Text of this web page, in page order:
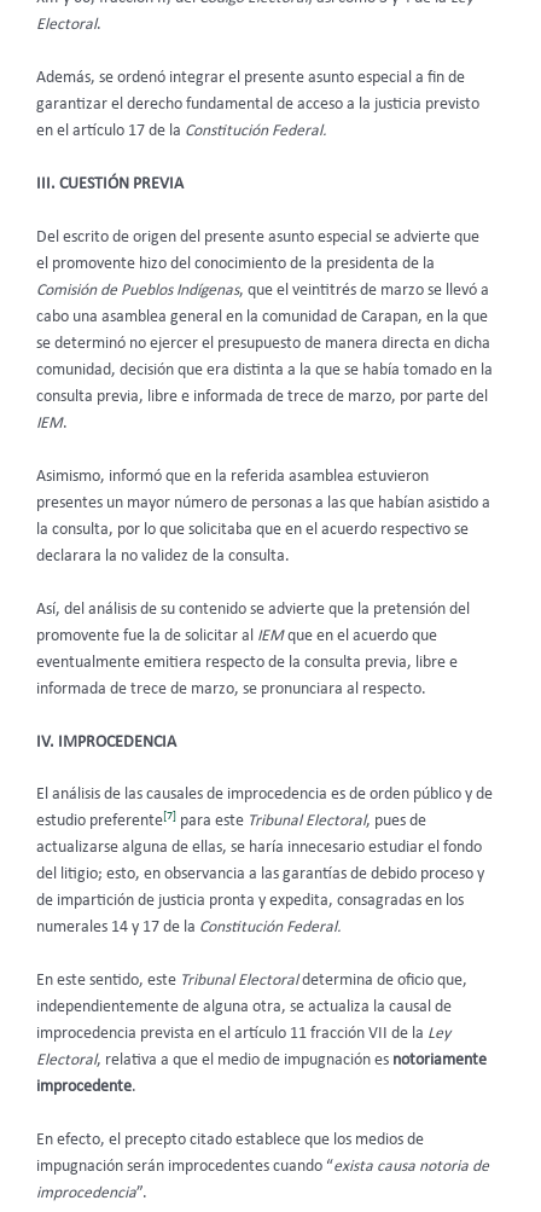
Electoral.
Además, se ordenó integrar el presente asunto especial a fin de
garantizar el derecho fundamental de acceso a la justicia previsto
en el artículo 17 de la Constitución Federal.
III. CUESTIÓN PREVIA
Del escrito de origen del presente asunto especial se advierte que
el promovente hizo del conocimiento de la presidenta de la
Comisión de Pueblos Indígenas, que el veintitrés de marzo se llevó a
cabo una asamblea general en la comunidad de Carapan, en la que
se determinó no ejercer el presupuesto de manera directa en dicha
comunidad, decisión que era distinta a la que se había tomado en la
consulta previa, libre e informada de trece de marzo, por parte del
IEM.
Asimismo, informó que en la referida asamblea estuvieron
presentes un mayor número de personas a las que habían asistido a
la consulta, por lo que solicitaba que en el acuerdo respectivo se
declarara la no validez de la consulta.
Así, del análisis de su contenido se advierte que la pretensión del
promovente fue la de solicitar al IEMque en el acuerdo que
eventualmente emitiera respecto de la consulta previa, libre e
informada de trece de marzo, se pronunciara al respecto.
IV. IMPROCEDENCIA
El análisis de las causales de improcedencia es de orden público y de
estudio preferente[7] para este Tribunal Electoral, pues de
actualizarse alguna de ellas, se haría innecesario estudiar el fondo
del litigio; esto, en observancia a las garantías de debido proceso y
de impartición de justicia pronta y expedita, consagradas en los
numerales 14 y 17 de la Constitución Federal.
En este sentido, este Tribunal Electoraldetermina de oficio que,
independientemente de alguna otra, se actualiza la causal de
improcedencia prevista en el artículo 11 fracción VII de la Ley
Electoral, relativa a que el medio de impugnación es notoriamente
improcedente.
En efecto, el precepto citado establece que los medios de
impugnación serán improcedentes cuando “exista causa notoria de
improcedencia”.